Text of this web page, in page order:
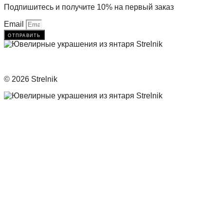
Подпишитесь и получите 10% на первый заказ
Email
отправить
© 2026 Strelnik